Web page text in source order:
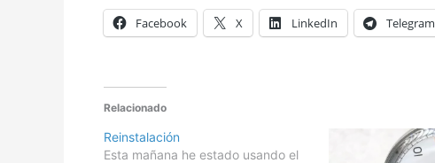
Facebook X LinkedIn Telegram
Relacionado
Reinstalación
Esta mañana he estado usando el